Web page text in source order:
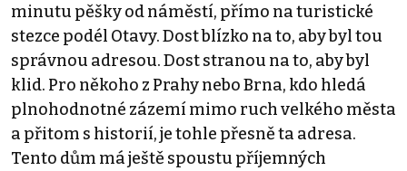
minutu pěšky od náměstí, přímo na turistické
stezce podél Otavy. Dost blízko na to, aby byl tou
správnou adresou. Dost stranou na to, aby byl
klid. Pro někoho z Prahy nebo Brna, kdo hledá
plnohodnotné zázemí mimo ruch velkého města
a přitom s historií, je tohle přesně ta adresa.
Tento dům má ještě spoustu příjemných